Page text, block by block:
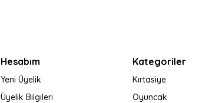
Hesabım
Yeni Üyelik
Üyelik Bilgileri
Kategoriler
Kırtasiye
Oyuncak